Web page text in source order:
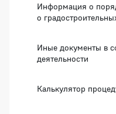
Информация о
о
Иные документы в
деятельности
Калькулятор